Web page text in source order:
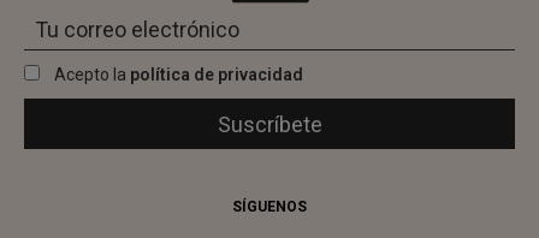
Acepto la política de privacidad
SÍGUENOS